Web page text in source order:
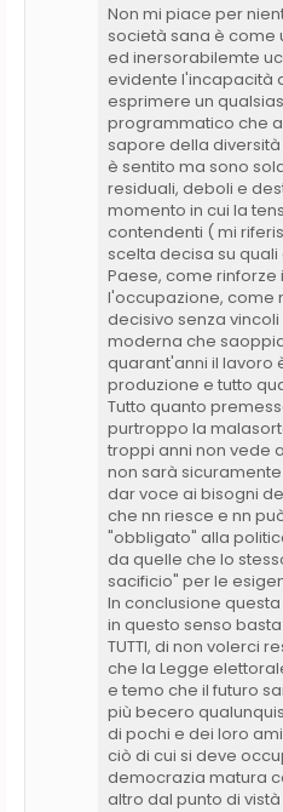
Non mi piace per
società sana è come
ed inersorabilemte
evidente l'incapacità
esprimere un
programmatico che
sapore della
è sentito ma sono
residuali, deboli e
momento in cui la
contendenti ( mi
scelta decisa su
Paese, come
l'occupazione, come
decisivo senza
moderna che
quarant'anni il lavoro
produzione e tutto
Tutto quanto
purtroppo la
troppi anni non vede
non sarà
dar voce ai bisogni
che nn riesce e nn
"obbligato" alla
da quelle che lo
sacificio" per le
In conclusione
in questo senso
TUTTI, di non volerci
che la Legge
e temo che il futuro
più becero
di pochi e dei loro
ciò di cui si deve
democrazia matura
altro dal punto di